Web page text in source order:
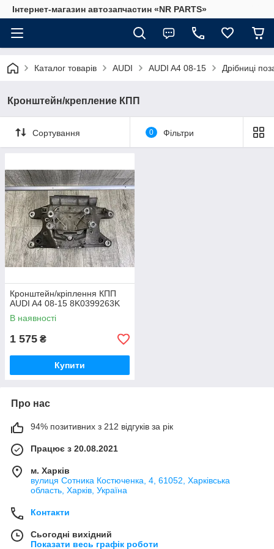
Інтернет-магазин автозапчастин «NR PARTS»
Каталог товарів AUDI AUDI A4 08-15 Дрібниці
Кронштейн/крепление КПП
Сортування 0 Фільтри
Кронштейн/кріплення КПП
AUDI A4 08-15 8K0399263K
В наявності
1 575 ₴
Купити
Про нас
94% позитивних з 212 відгуків за рік
Працює з 20.08.2021
м. Харків
вулиця Сотника Костюченка, 4, 61052, Харківська
область, Харків, Україна
Контакти
Сьогодні вихідний
Показати весь графік роботи